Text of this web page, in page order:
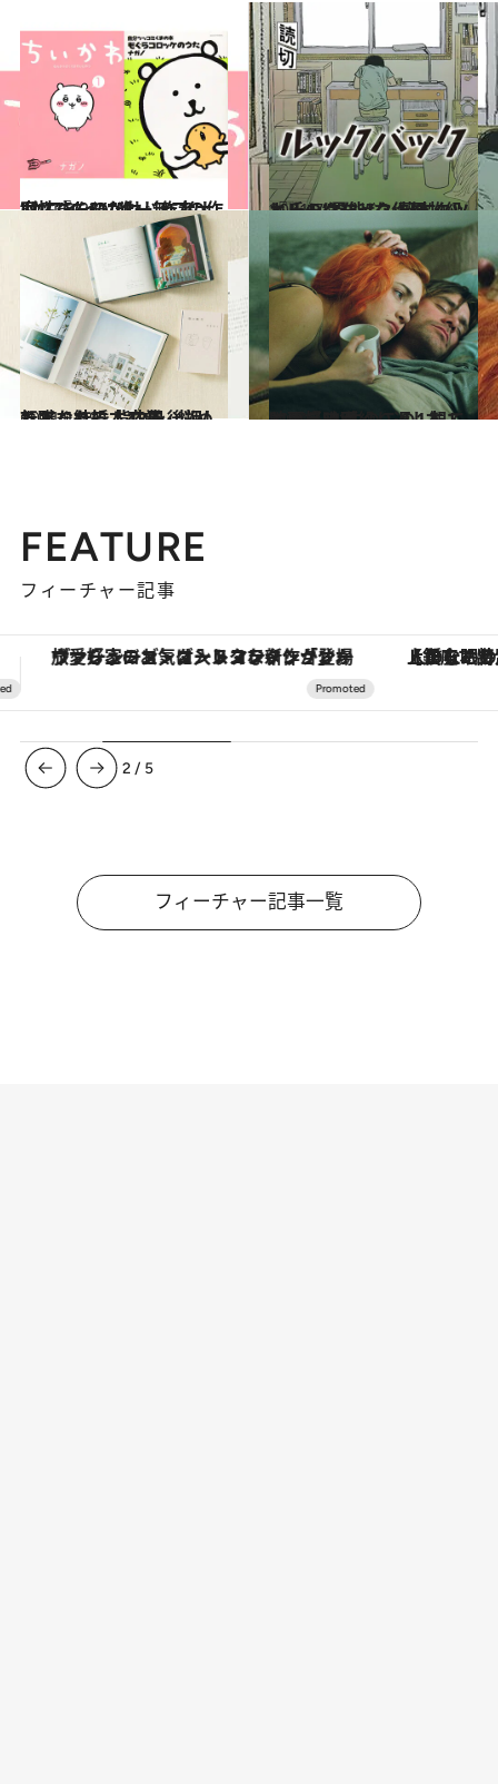
2021.8.23
“カワイイ”だけじゃない…『ちいかわ』作者ナガノさんの“唯一無二の作家性”
カルチャー 2021.7.23
『ルックバック』怪物級ヒットはなぜ？ 藤本タツキ氏の“異能”な作風
カルチャー
2021.1.19
転職、結婚、卒業…悩めるあなたに 背中を後押ししてくれる本12冊
カルチャー 2021.10.13
映画好きが繰り返し観てしまう 人生のこの1本！ という映画
カルチャー
FEATURE
フィーチャー記事
【銀座で出合う最旬美容】美髪ケアや上質な眠り…セルフケアのアップデートから、特別な名入れギフトまで。大人のための「ReFa GINZA」クルーズ 【夏限定ディナーコース】旬を
3 / 5
フィーチャー記事一覧